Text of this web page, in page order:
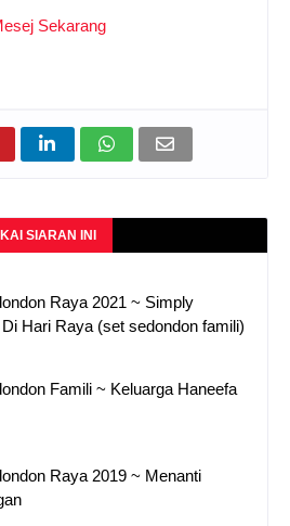
Sekarang
SIARAN INI
Raya 2021 ~ Simply
Hari Raya (set sedondon famili)
Famili ~ Keluarga Haneefa
Raya 2019 ~ Menanti